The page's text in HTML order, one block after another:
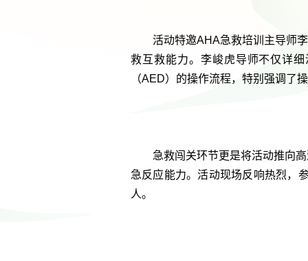
活动特邀AHA急救培训主导师
救互救能力。李峻虎导师不仅详
（AED）的操作流程，特别强调了
急救闯关环节更是将活动推向
急反应能力。活动现场反响热烈，
人。